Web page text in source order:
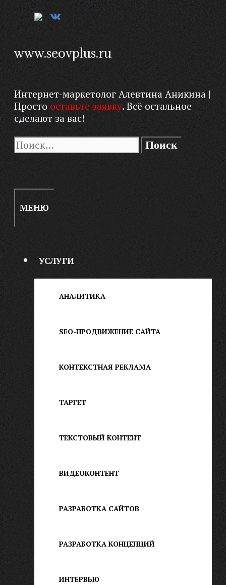
Перейти
к
содержимому
www.seovplus.ru
Интернет-маркетолог Алевтина Аникина |
Просто оставьте заявку. Всё остальное
сделают за вас!
Поиск:
МЕНЮ
УСЛУГИ
АНАЛИТИКА
SEO-ПРОДВИЖЕНИЕ САЙТА
КОНТЕКСТНАЯ РЕКЛАМА
ТАРГЕТ
ТЕКСТОВЫЙ КОНТЕНТ
ВИДЕОКОНТЕНТ
РАЗРАБОТКА САЙТОВ
РАЗРАБОТКА КОНЦЕПЦИЙ
ИНТЕРВЬЮ